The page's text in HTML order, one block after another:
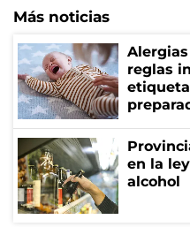
Más noticias
reglas
en la
alcohol